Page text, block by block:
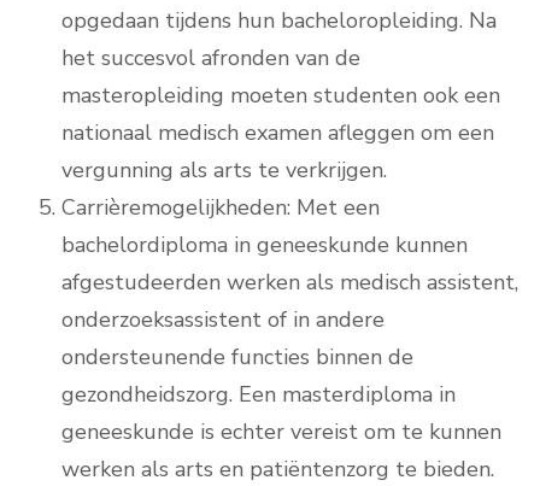
opgedaan tijdens hun bacheloropleiding. Na
het succesvol afronden van de
masteropleiding moeten studenten ook een
nationaal medisch examen afleggen om een
vergunning als arts te verkrijgen.
Carrièremogelijkheden: Met een
bachelordiploma in geneeskunde kunnen
afgestudeerden werken als medisch assistent,
onderzoeksassistent of in andere
ondersteunende functies binnen de
gezondheidszorg. Een masterdiploma in
geneeskunde is echter vereist om te kunnen
werken als arts en patiëntenzorg te bieden.